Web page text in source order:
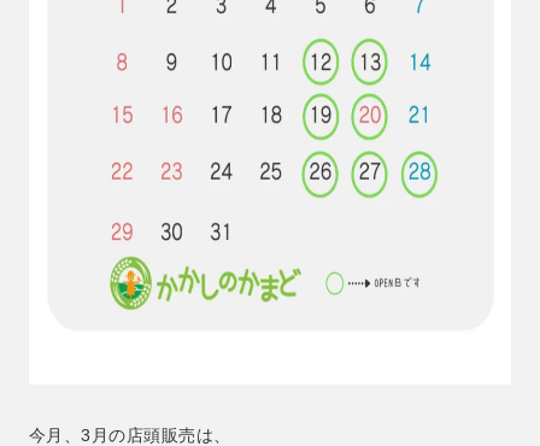
今月、3月の店頭販売は、